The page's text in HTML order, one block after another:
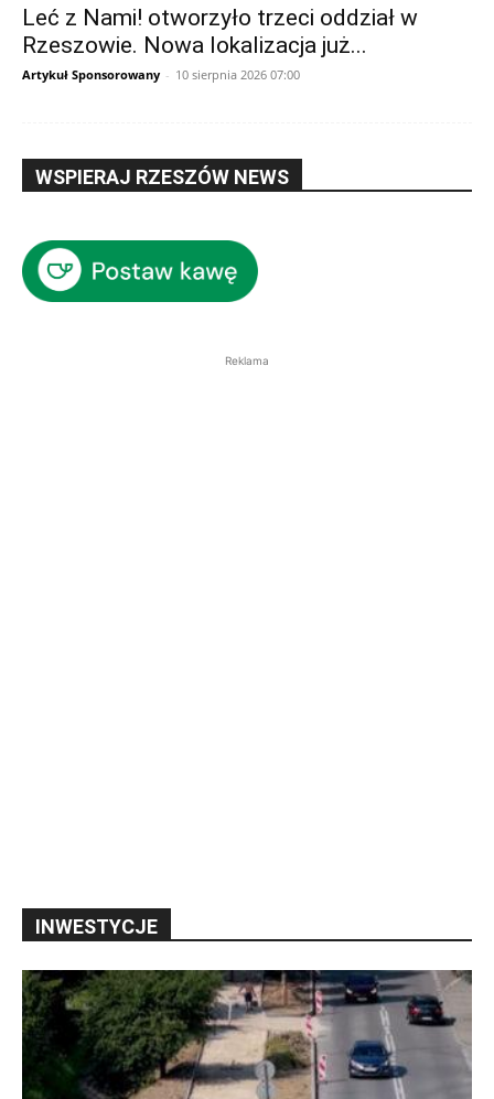
Leć z Nami! otworzyło trzeci oddział w
Rzeszowie. Nowa lokalizacja już...
Artykuł Sponsorowany - 10 sierpnia 2026 07:00
WSPIERAJ RZESZÓW NEWS
Reklama
INWESTYCJE